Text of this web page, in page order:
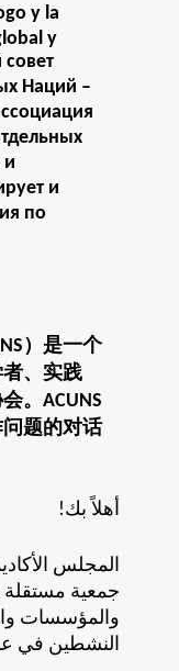
y la
y
Наций –
и
и
по
）是一个
、实践
。ACUNS
题的对话
!أهلاً بك
المجلس
جمعية مستقلة
والمؤسسات
.النشطين في